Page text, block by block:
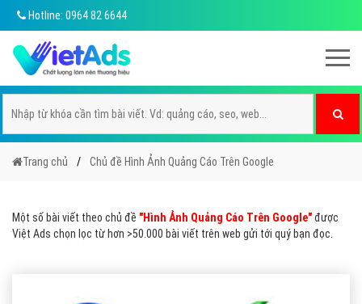
Hotline: 0964 82 6644
Trang chủ Chủ đề Hình Ảnh Quảng Cáo Trên Google
Một số bài viết theo chủ đề "Hình Ảnh Quảng Cáo Trên Google"được
Việt Ads chọn lọc từ hơn >50.000 bài viết trên web gửi tới quý bạn đọc.